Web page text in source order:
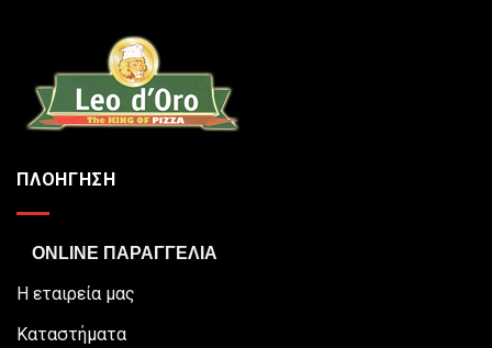
ΠΛΟΗΓΗΣΗ
ONLINE ΠΑΡΑΓΓΕΛΙΑ
Η εταιρεία μας
Καταστήματα